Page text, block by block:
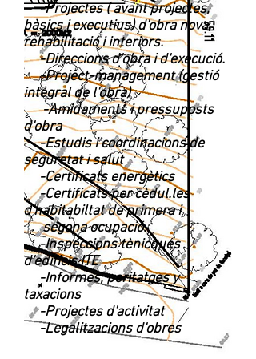
-Projectes ( avant projectes,
bàsics i executius) d'obra nova,
rehabilitació i interiors.
-Direccions d'obra i d'execució.
-Project-management (gestió
integral de l'obra)
-Amidaments i pressuposts
d'obra
-Estudis i coordinacions de
seguretat i salut
-Certificats energètics
-Certificats per cèdul.les
d'habitabiltat de primera i
segona ocupació.
-Inspeccions tènicques
d'edificis ITE
-Informes, peritatges y
taxacions
-Projectes d'activitat
-Legalitzacions d'obres